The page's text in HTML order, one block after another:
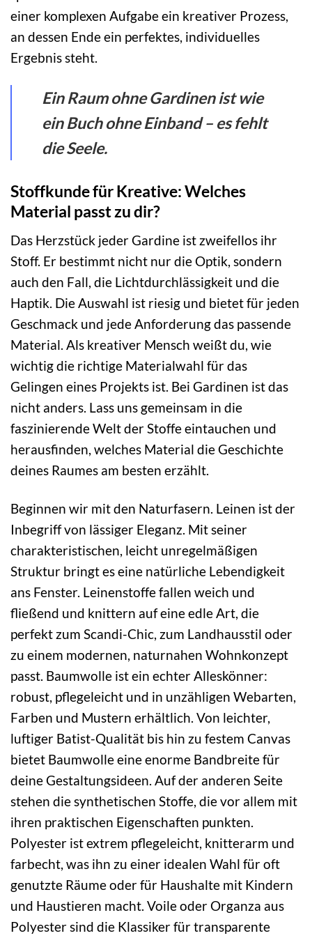
einer komplexen Aufgabe ein kreativer Prozess,
an dessen Ende ein perfektes, individuelles
Ergebnis steht.
Ein Raum ohne Gardinen ist wie
ein Buch ohne Einband – es fehlt
die Seele.
Stoffkunde für Kreative: Welches
Material passt zu dir?
Das Herzstück jeder Gardine ist zweifellos ihr
Stoff. Er bestimmt nicht nur die Optik, sondern
auch den Fall, die Lichtdurchlässigkeit und die
Haptik. Die Auswahl ist riesig und bietet für jeden
Geschmack und jede Anforderung das passende
Material. Als kreativer Mensch weißt du, wie
wichtig die richtige Materialwahl für das
Gelingen eines Projekts ist. Bei Gardinen ist das
nicht anders. Lass uns gemeinsam in die
faszinierende Welt der Stoffe eintauchen und
herausfinden, welches Material die Geschichte
deines Raumes am besten erzählt.
Beginnen wir mit den Naturfasern. Leinen ist der
Inbegriff von lässiger Eleganz. Mit seiner
charakteristischen, leicht unregelmäßigen
Struktur bringt es eine natürliche Lebendigkeit
ans Fenster. Leinenstoffe fallen weich und
fließend und knittern auf eine edle Art, die
perfekt zum Scandi-Chic, zum Landhausstil oder
zu einem modernen, naturnahen Wohnkonzept
passt. Baumwolle ist ein echter Alleskönner:
robust, pflegeleicht und in unzähligen Webarten,
Farben und Mustern erhältlich. Von leichter,
luftiger Batist-Qualität bis hin zu festem Canvas
bietet Baumwolle eine enorme Bandbreite für
deine Gestaltungsideen. Auf der anderen Seite
stehen die synthetischen Stoffe, die vor allem mit
ihren praktischen Eigenschaften punkten.
Polyester ist extrem pflegeleicht, knitterarm und
farbecht, was ihn zu einer idealen Wahl für oft
genutzte Räume oder für Haushalte mit Kindern
und Haustieren macht. Voile oder Organza aus
Polyester sind die Klassiker für transparente